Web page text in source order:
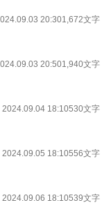
20:301,672文字
20:501,940文字
2024.09.04 18:10530文字
2024.09.05 18:10556文字
2024.09.06 18:10539文字